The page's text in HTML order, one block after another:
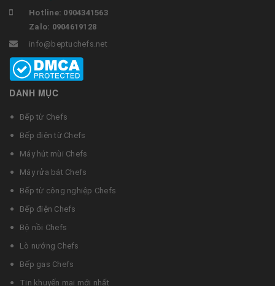
Hotline: 0904341563
Zalo: 0904619128
info@beptuchefs.net
DANH MỤC
Bếp từ Chefs
Bếp điện từ Chefs
Máy hút mùi Chefs
Máy rửa bát Chefs
Bếp từ công nghiệp Chefs
Bếp điện Chefs
Bộ nồi Chefs
Lò nướng Chefs
Bếp gas Chefs
Tin khuyến mại mới nhất